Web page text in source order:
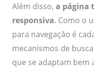
Além disso, a página
responsiva. Como o
para navegação é
mecanismos de
que se adaptam bem